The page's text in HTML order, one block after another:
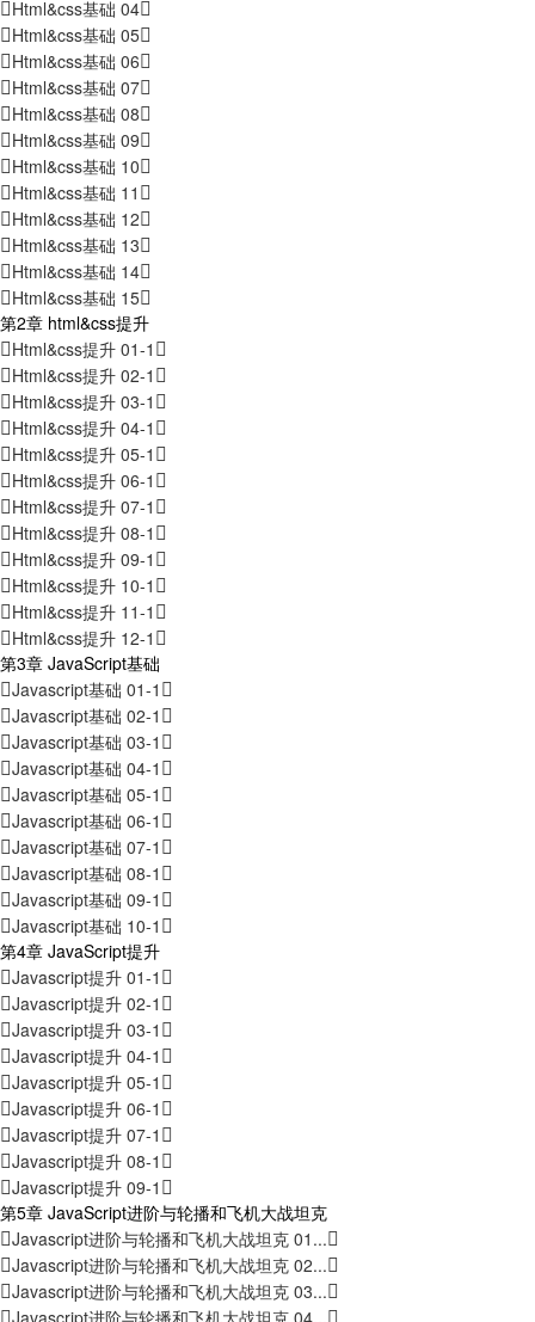
Html&css基础 04
Html&css基础 05
Html&css基础 06
Html&css基础 07
Html&css基础 08
Html&css基础 09
Html&css基础 10
Html&css基础 11
Html&css基础 12
Html&css基础 13
Html&css基础 14
Html&css基础 15
第2章 html&css提升
Html&css提升 01-1
Html&css提升 02-1
Html&css提升 03-1
Html&css提升 04-1
Html&css提升 05-1
Html&css提升 06-1
Html&css提升 07-1
Html&css提升 08-1
Html&css提升 09-1
Html&css提升 10-1
Html&css提升 11-1
Html&css提升 12-1
第3章 JavaScript基础
Javascript基础 01-1
Javascript基础 02-1
Javascript基础 03-1
Javascript基础 04-1
Javascript基础 05-1
Javascript基础 06-1
Javascript基础 07-1
Javascript基础 08-1
Javascript基础 09-1
Javascript基础 10-1
第4章 JavaScript提升
Javascript提升 01-1
Javascript提升 02-1
Javascript提升 03-1
Javascript提升 04-1
Javascript提升 05-1
Javascript提升 06-1
Javascript提升 07-1
Javascript提升 08-1
Javascript提升 09-1
第5章 JavaScript进阶与轮播和飞机大战坦克
Javascript进阶与轮播和飞机大战坦克 01...
Javascript进阶与轮播和飞机大战坦克 02...
Javascript进阶与轮播和飞机大战坦克 03...